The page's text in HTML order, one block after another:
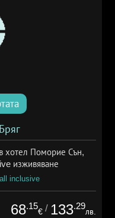
хотел Поморие Сън,
изживяване
inclusive
68.15
€ / 133.29
лв.